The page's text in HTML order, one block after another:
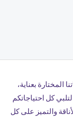
المختارة بعناية،
كل احتياجاتكم
والتميز على كل